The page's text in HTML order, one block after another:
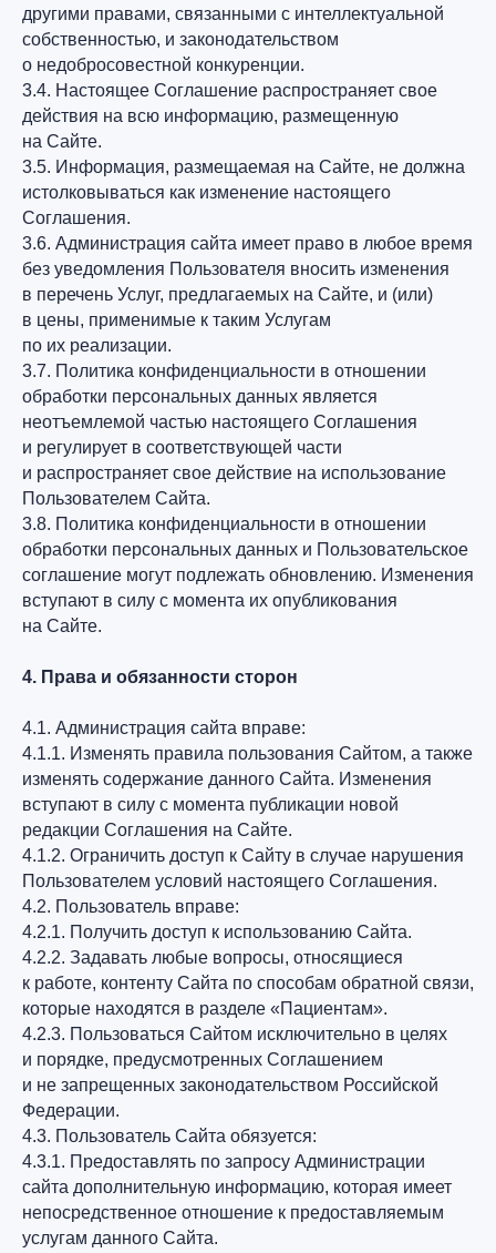
другими правами, связанными с интеллектуальной
собственностью, и законодательством
о недобросовестной конкуренции.
3.4. Настоящее Соглашение распространяет свое
действия на всю информацию, размещенную
на Сайте.
3.5. Информация, размещаемая на Сайте, не должна
истолковываться как изменение настоящего
Соглашения.
3.6. Администрация сайта имеет право в любое время
без уведомления Пользователя вносить изменения
в перечень Услуг, предлагаемых на Сайте, и (или)
в цены, применимые к таким Услугам
по их реализации.
3.7. Политика конфиденциальности в отношении
обработки персональных данных является
неотъемлемой частью настоящего Соглашения
и регулирует в соответствующей части
и распространяет свое действие на использование
Пользователем Сайта.
3.8. Политика конфиденциальности в отношении
обработки персональных данных и Пользовательское
соглашение могут подлежать обновлению. Изменения
вступают в силу с момента их опубликования
на Сайте.
4. Права и обязанности сторон
4.1. Администрация сайта вправе:
4.1.1. Изменять правила пользования Сайтом, а также
изменять содержание данного Сайта. Изменения
вступают в силу с момента публикации новой
редакции Соглашения на Сайте.
4.1.2. Ограничить доступ к Сайту в случае нарушения
Пользователем условий настоящего Соглашения.
4.2. Пользователь вправе:
4.2.1. Получить доступ к использованию Сайта.
4.2.2. Задавать любые вопросы, относящиеся
к работе, контенту Сайта по способам обратной связи,
которые находятся в разделе «Пациентам».
4.2.3. Пользоваться Сайтом исключительно в целях
и порядке, предусмотренных Соглашением
и не запрещенных законодательством Российской
Федерации.
4.3. Пользователь Сайта обязуется:
4.3.1. Предоставлять по запросу Администрации
сайта дополнительную информацию, которая имеет
непосредственное отношение к предоставляемым
услугам данного Сайта.